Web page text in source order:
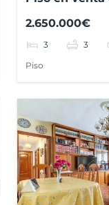
2.650.000€
3 3
Piso